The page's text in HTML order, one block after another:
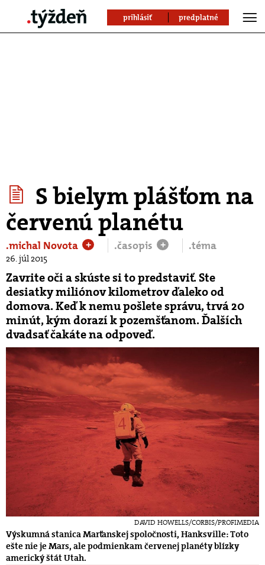
prihlásiť predplatné
S bielym plášťom na
červenú planétu
.michal Novota + .časopis + .téma
26. júl 2015
Zavrite oči a skúste si to predstaviť. Ste
desiatky miliónov kilometrov ďaleko od
domova. Keď k nemu pošlete správu, trvá 20
minút, kým dorazí k pozemšťanom. Ďalších
dvadsať čakáte na odpoveď.
DAVID HOWELLS/CORBIS/PROFIMEDIA
Výskumná stanica Marťanskej spoločnosti, Hanksville: Toto
ešte nie je Mars, ale podmienkam červenej planéty blízky
americký štát Utah.